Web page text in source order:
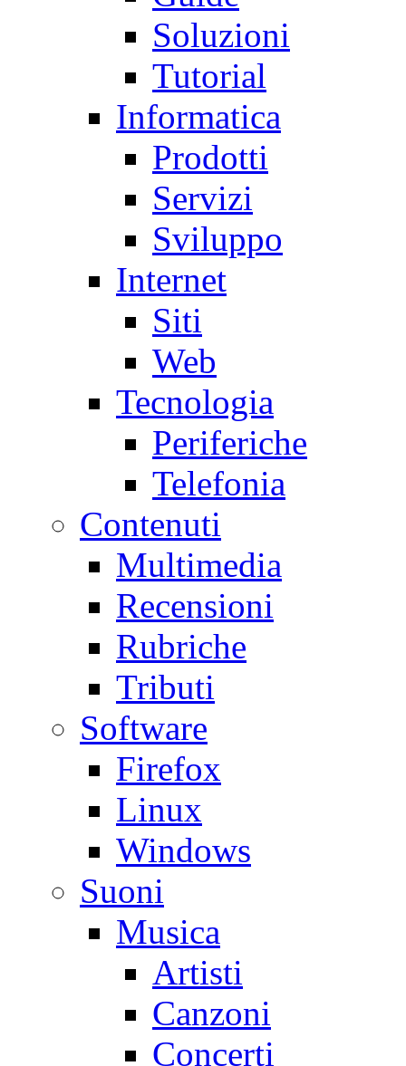
Soluzioni
Tutorial
Informatica
Prodotti
Servizi
Sviluppo
Internet
Siti
Web
Tecnologia
Periferiche
Telefonia
Contenuti
Multimedia
Recensioni
Rubriche
Tributi
Software
Firefox
Linux
Windows
Suoni
Musica
Artisti
Canzoni
Concerti